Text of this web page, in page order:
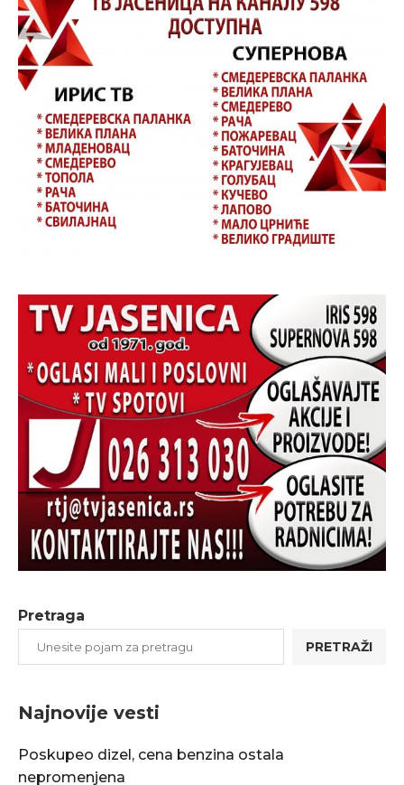
Pretraga
PRETRAŽI
Najnovije vesti
Poskupeo dizel, cena benzina ostala
nepromenjena